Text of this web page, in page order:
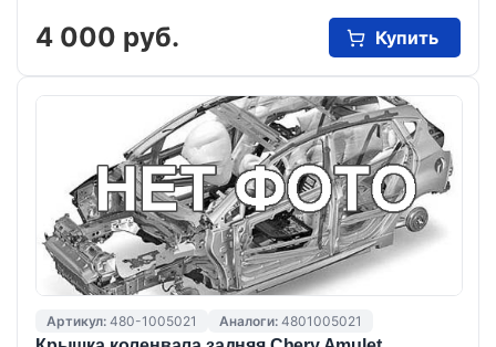
4 000 руб. Купить
Артикул: 480-1005021 Аналоги: 4801005021